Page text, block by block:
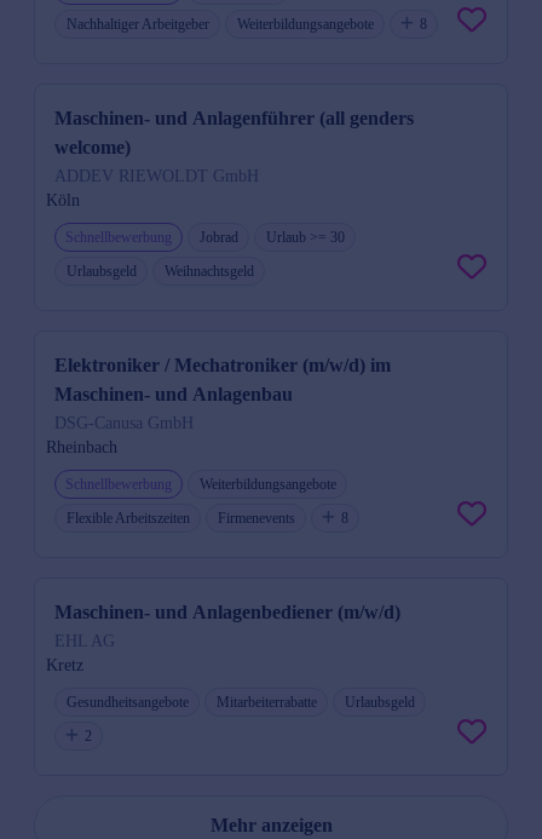
Nachhaltiger Arbeitgeber
Weiterbildungsangebote 8
Maschinen- und Anlagenführer (all genders
welcome)
ADDEV RIEWOLDT GmbH
Köln
Schnellbewerbung Jobrad
Urlaub >= 30
Urlaubsgeld
Weihnachtsgeld
Elektroniker / Mechatroniker (m/w/d) im
Maschinen- und Anlagenbau
DSG-Canusa GmbH
Rheinbach
Schnellbewerbung
Weiterbildungsangebote
Flexible Arbeitszeiten
Firmenevents 8
Maschinen- und Anlagenbediener (m/w/d)
EHL AG
Kretz
Gesundheitsangebote Mitarbeiterrabatte
Urlaubsgeld
2
Mehr anzeigen